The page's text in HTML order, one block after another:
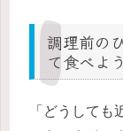
調理前の
て食べよう
「どうして